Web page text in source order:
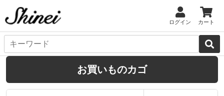
ログイン カート
お買いものカゴ